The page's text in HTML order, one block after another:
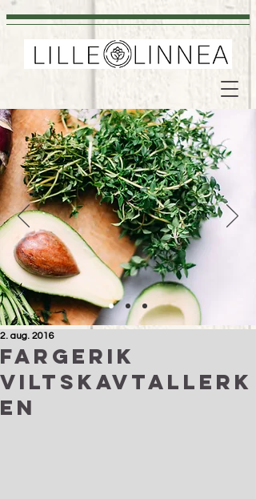
Fargerik
viltskavtallerk
en
2. aug. 2016